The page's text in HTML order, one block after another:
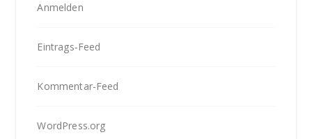
Anmelden
Eintrags-Feed
Kommentar-Feed
WordPress.org